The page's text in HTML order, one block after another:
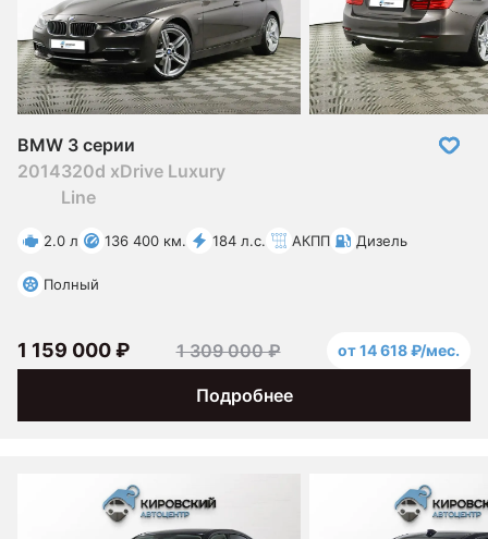
BMW 3 серии
2014320d xDrive Luxury
Line
2.0 л 136 400 км. 184 л.с. АКПП Дизель
Полный
Подробнее
1 159 000 ₽ 1 309 000 ₽ от 14 618 ₽/мес.